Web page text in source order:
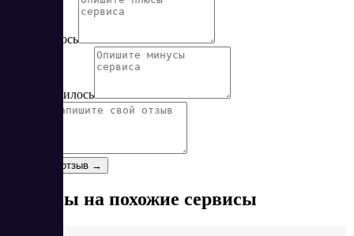
Понравилось
Не понравилось
Оставить отзыв →
Отзывы на похожие сервисы